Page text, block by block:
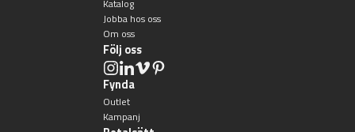
Katalog
Jobba hos oss
Om oss
Följ oss
Fynda
Outlet
Kampanj